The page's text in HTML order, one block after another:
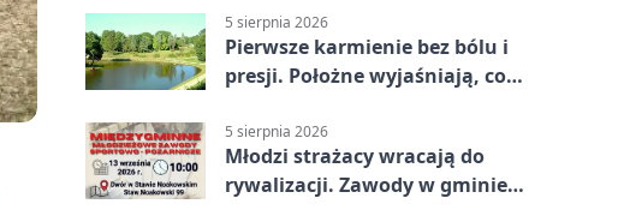
5 sierpnia 2026
Pierwsze karmienie bez bólu i
presji. Położne wyjaśniają, co
5 sierpnia 2026
Młodzi strażacy wracają do
rywalizacji. Zawody w gminie